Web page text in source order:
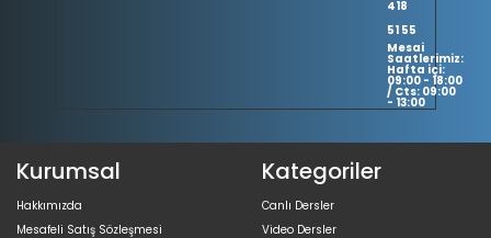
418
51 55
Mesai
Saatlerimiz:
Hafta içi:
09:00 - 18:00
/ Cts: 09:00
- 13:00
Kurumsal
Hakkımızda
Mesafeli Satış Sözleşmesi
Kategoriler
Canlı Dersler
Video Dersler